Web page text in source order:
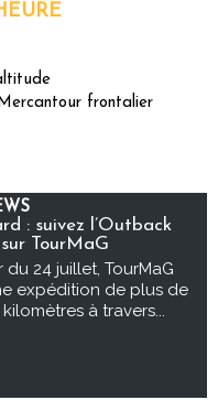
frontalier
: suivez l’Outback
TourMaG
du 24 juillet, TourMaG
expédition de plus de
à travers...